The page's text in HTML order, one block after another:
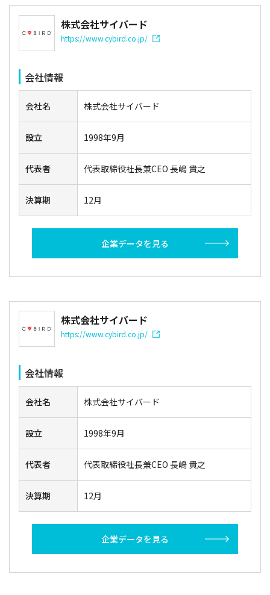
株式会社サイバード
https://www.cybird.co.jp/
会社情報
会社名 株式会社サイバード
設立 1998年9月
代表者 代表取締役社長兼CEO 長嶋 貴之
決算期 12月
企業データを見る
株式会社サイバード
https://www.cybird.co.jp/
会社情報
会社名 株式会社サイバード
設立 1998年9月
代表者 代表取締役社長兼CEO 長嶋 貴之
決算期 12月
企業データを見る